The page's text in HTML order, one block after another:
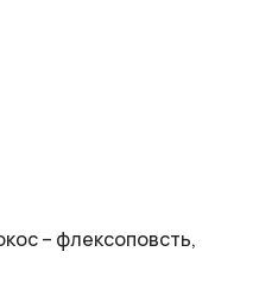
– флексоповсть,